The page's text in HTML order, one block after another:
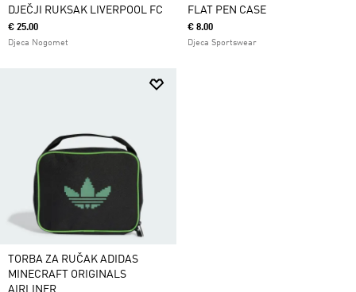
DJEČJI RUKSAK LIVERPOOL FC
€ 25.00
Djeca Nogomet
FLAT PEN CASE
€ 8.00
Djeca Sportswear
TORBA ZA RUČAK ADIDAS
MINECRAFT ORIGINALS
AIRLINER